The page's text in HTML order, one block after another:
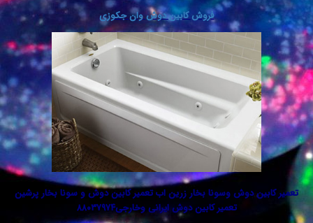
فروش کابین دوش وان جکوزی
دوش وسونا بخار زرین اب تعمیر کابین دوش و سونا بخار پرشین
تعمیر کابین دوش ایرانی وخارجی۸۸۰۳۷۹۷۴